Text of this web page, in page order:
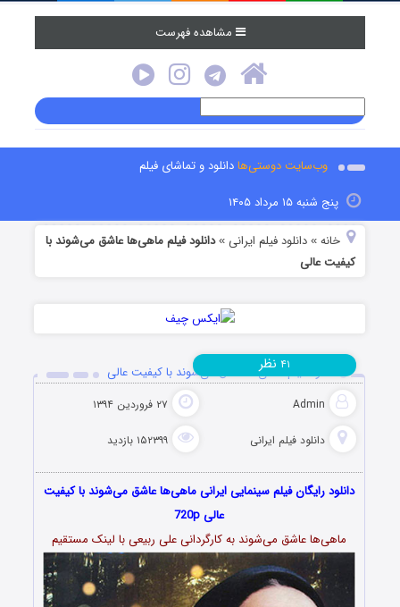
مشاهده فهرست
وب‌سایت دوستی‌هادانلود و تماشای فیلم
پنج شنبه ۱۵ مرداد ۱۴۰۵
خانه »دانلود فیلم‌ ایرانی »دانلود فیلم ماهی‌ها عاشق می‌شوند با
کیفیت عالی
دانلود فیلم ماهی‌ها عاشق می‌شوند با کیفیت عالی
Admin ۲۷ فروردین ۱۳۹۴
دانلود فیلم‌ ایرانی ۱۵۲۳۹۹ بازدید
۴۱ نظر
دانلود رایگان فیلم سینمایی ایرانی ماهی‌ها عاشق می‌شوند با کیفیت
عالی 720p
ماهی‌ها عاشق می‌شوند به کارگردانی علی ربیعی با لینک مستقیم